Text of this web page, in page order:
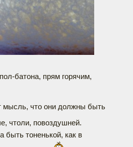
батона, прям горячим,
мысль, что они должны быть
чтоли, повоздушней.
быть тоненькой, как в